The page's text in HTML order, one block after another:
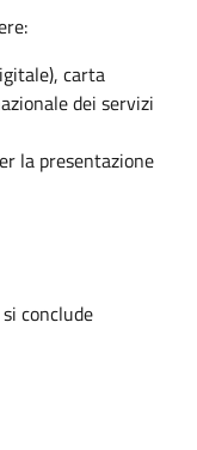
carta
dei servizi
la presentazione
conclude